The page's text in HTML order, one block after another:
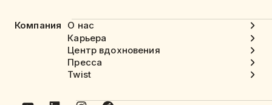
Компания
О нас
Карьера
Центр вдохновения
Пресса
Twist